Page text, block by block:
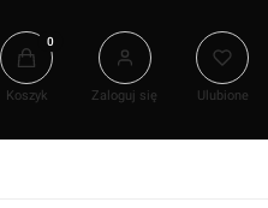
Produkty w koszyku: 0. Zobacz
Koszyk Zaloguj się Ulubione